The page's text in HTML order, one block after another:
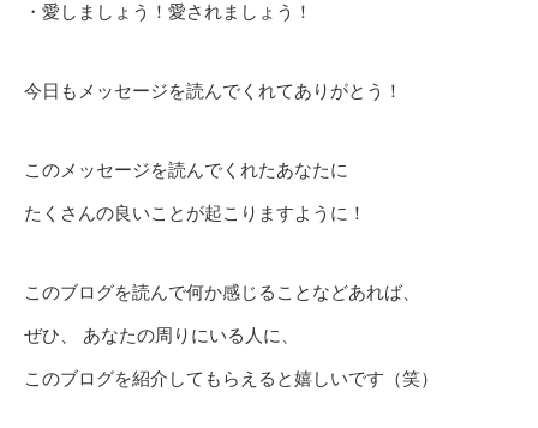
・愛しましょう！愛されましょう！
今日もメッセージを読んでくれてありがとう！
このメッセージを読んでくれたあなたに
たくさんの良いことが起こりますように！
このブログを読んで何か感じることなどあれば、
ぜひ、 あなたの周りにいる人に、
このブログを紹介してもらえると嬉しいです（笑）